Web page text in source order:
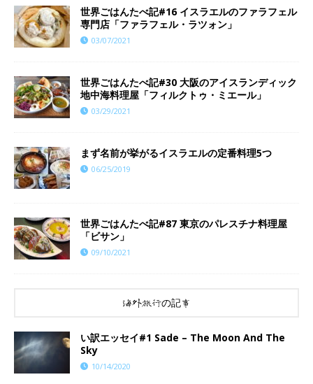
世界ごはんたべ記#16 イスラエルのファラフェル
専門店「ファラフェル・ラツォン」
03/07/2021
世界ごはんたべ記#30 大阪のアイスランディック
地中海料理屋「フィルクトゥ・ミエール」
03/29/2021
まず名前が挙がるイスラエルの定番料理5つ
06/25/2019
世界ごはんたべ記#87 東京のパレスチナ料理屋
「ビサン」
09/10/2021
海外旅行の記事
い訳エッセイ#1 Sade – The Moon And The
Sky
10/14/2020